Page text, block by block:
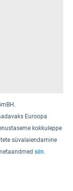
Euroopa
kokkuleppe
süvalaiendamine
siin.